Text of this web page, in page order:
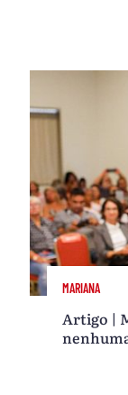
MARIANA
Artigo |